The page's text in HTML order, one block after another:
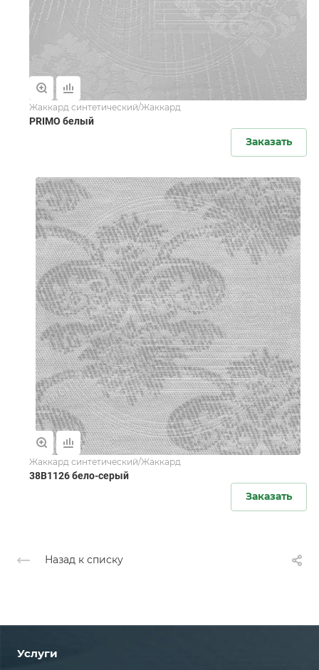
Жаккард синтетический/Жаккард
PRIMO белый
Заказать
Жаккард синтетический/Жаккард
38B1126 бело-серый
Заказать
Назад к списку
Услуги